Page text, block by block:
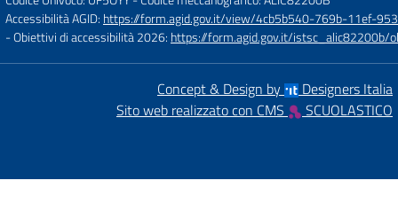
Accessibilità AGID: https://form.agid.gov.it/view/4cb5b540-769b-11ef-
- Obiettivi di accessibilità 2026: https://form.agid.gov.it/
Concept & Design by
Designers Italia
Sito web realizzato con CMS
SCUOLASTICO